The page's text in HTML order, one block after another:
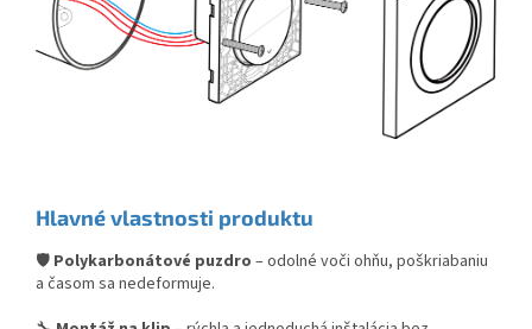
Hlavné vlastnosti produktu
🛡️ Polykarbonátové puzdro – odolné voči ohňu, poškriabaniu
a časom sa nedeformuje.